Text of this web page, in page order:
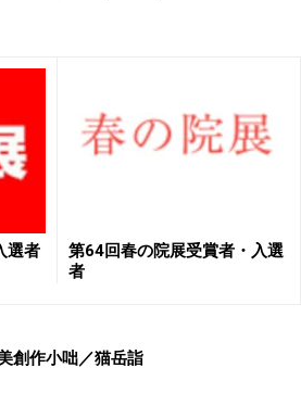
選者
第64回春の院展受賞者・入選
者
創作小咄／猫岳詣